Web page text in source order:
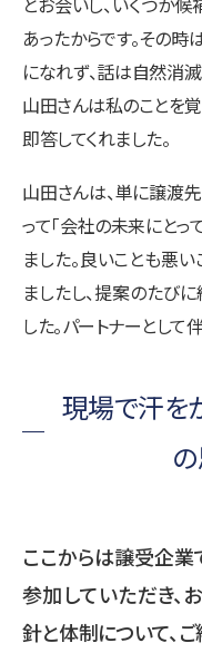
あったからです。その
になれず、話は自然消
山田さんは私のことを覚
即答してくれました。
山田さんは、単に譲渡
って「会社の未来にと
ました。良いことも悪
ましたし、提案のたび
した。パートナーとして
現場で汗を
ここからは譲受企
参加していただき、
針と体制について、